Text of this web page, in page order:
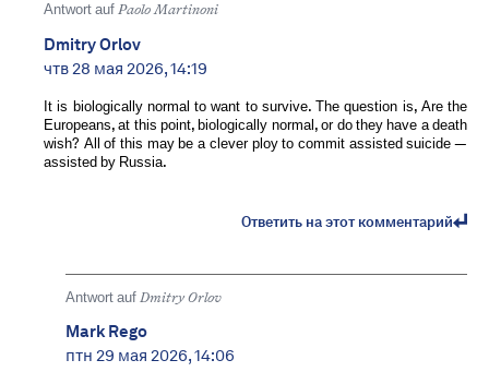
Antwort auf Paolo Martinoni
Dmitry Orlov
чтв 28 мая 2026, 14:19
It is biologically normal to want to survive. The question is, Are the
Europeans, at this point, biologically normal, or do they have a death
wish? All of this may be a clever ploy to commit assisted suicide —
assisted by Russia.
Ответить на этот комментарий
Antwort auf Dmitry Orlov
Mark Rego
птн 29 мая 2026, 14:06